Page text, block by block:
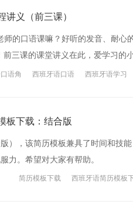
讲义（前三课）
师的口语课嘛？好听的发音、耐
三课的课堂讲义在此，爱学习的
语角 西班牙语口语 西班牙语学习
板下载：结合版
），该简历模板兼具了时间和技
力。希望对大家有帮助。
简历模板下载 西班牙语简历模板